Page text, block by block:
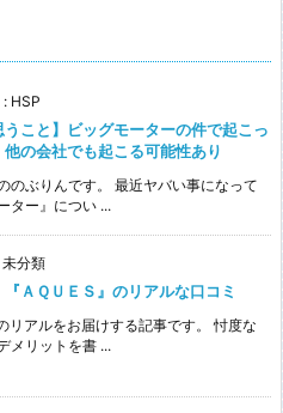
: HSP
うこと】ビッグモーターの件で起こっ
の会社でも起こる可能性あり
のぶりんです。 最近ヤバい事になって
ター』につい ...
未分類
『ＡＱＵＥＳ』のリアルな口コミ
リアルをお届けする記事です。 忖度な
メリットを書 ...